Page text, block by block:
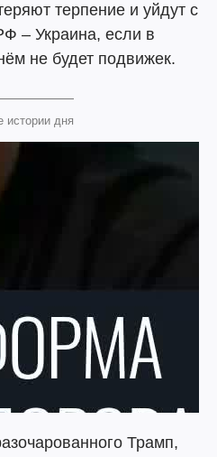
терпение и уйдут с
– Украина, если в
не будет подвижек.
истории дня
Трамп,